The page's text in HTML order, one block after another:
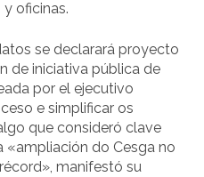
oficinas.
se declarará proyecto
de iniciativa pública de
por el ejecutivo
e simplificar os
que consideró clave
«ampliación do Cesga no
manifestó su